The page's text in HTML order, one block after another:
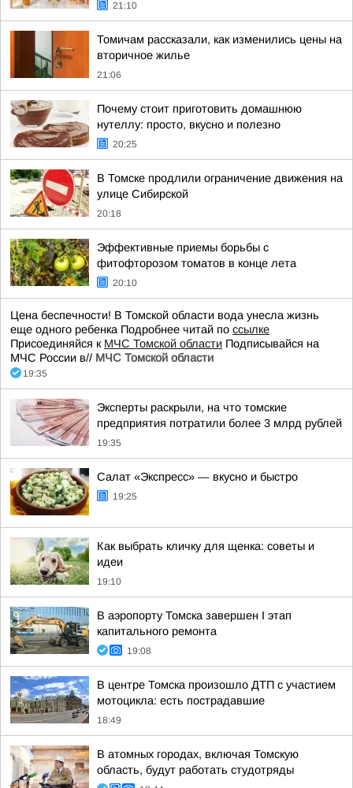
21:10
Томичам рассказали, как изменились цены на
вторичное жилье
21:06
Почему стоит приготовить домашнюю
нутеллу: просто, вкусно и полезно
20:25
В Томске продлили ограничение движения на
улице Сибирской
20:18
Эффективные приемы борьбы с
фитофторозом томатов в конце лета
20:10
Цена беспечности! В Томской области вода унесла жизнь
еще одного ребенка Подробнее читай по ссылке
Присоединяйся к МЧС Томской области Подписывайся на
МЧС России в// МЧС Томской области
19:35
Эксперты раскрыли, на что томские
предприятия потратили более 3 млрд рублей
19:35
Салат «Экспресс» — вкусно и быстро
19:25
Как выбрать кличку для щенка: советы и
идеи
19:10
В аэропорту Томска завершен I этап
капитального ремонта
19:08
В центре Томска произошло ДТП с участием
мотоцикла: есть пострадавшие
18:49
В атомных городах, включая Томскую
область, будут работать студотряды